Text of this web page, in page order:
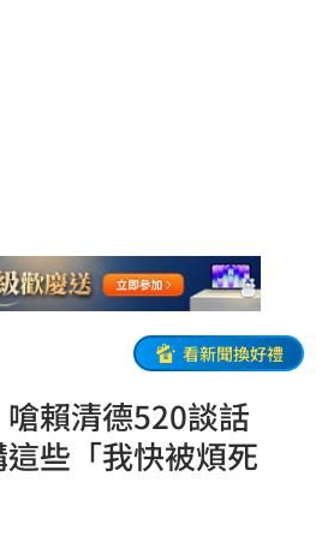
看新聞換好禮
嗆賴清德520談話
些「我快被煩死